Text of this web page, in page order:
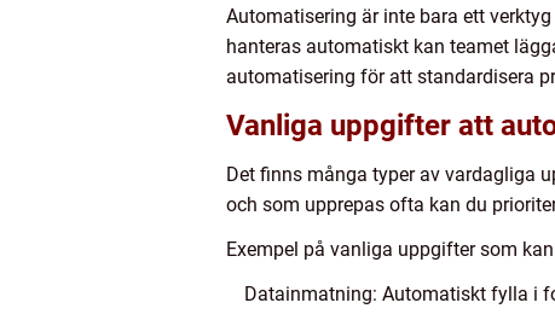
Automatisering är inte bara ett
hanteras automatiskt kan teamet
automatisering för att standardisera
Vanliga uppgifter att
Det finns många typer av vardagliga
och som upprepas ofta kan du
Exempel på vanliga uppgifter som
Datainmatning: Automatiskt fylla i